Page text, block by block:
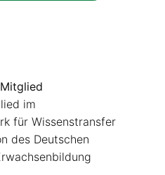
im
für Wissenstransfer
des Deutschen